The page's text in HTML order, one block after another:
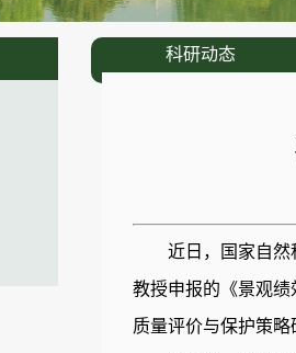
科研动态
近日，国家自然
教授申报的《景观
质量评价与保护策略